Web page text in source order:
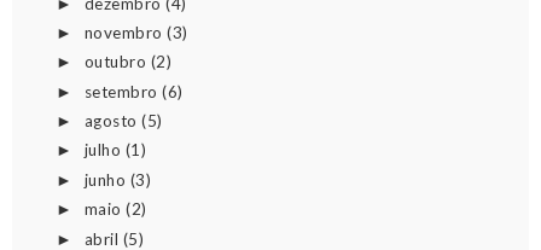
►
► novembro(3)
► outubro (2)
► setembro(6)
► agosto(5)
► julho (1)
► junho (3)
► maio(2)
► abril (5)